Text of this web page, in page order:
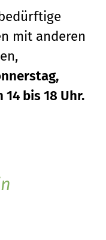
mit anderen
bis 18 Uhr.